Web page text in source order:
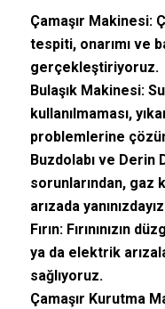
Çamaşır Makinesi:
tespiti, onarımı ve
gerçekleştiriyoruz.
Bulaşık Makinesi:
kullanılmaması,
problemlerine
Buzdolabı ve Derin
sorunlarından, gaz
arızada
Fırın:Fırınınızın
ya da elektrik
sağlıyoruz.
Çamaşır Kurutma